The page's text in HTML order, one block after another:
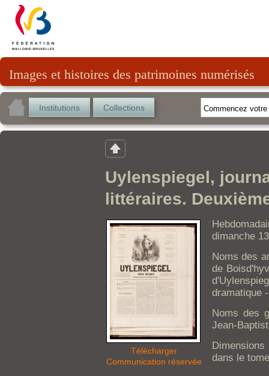
Images et histoires des patrimoines numérisés
Institutions Collections
Uylenspiegel,
littéraires.
Télécharger
Communication réservée
dimanche
Noms des
de
dramatique
Noms des
Jean-
dans le